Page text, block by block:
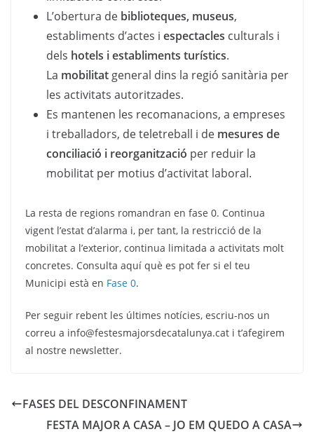
L’obertura de biblioteques, museus,
establiments d’actes i espectacles culturals i
dels hotels i establiments turístics.
La mobilitat general dins la regió sanitària per
les activitats autoritzades.
Es mantenen les recomanacions, a empreses
i treballadors, de teletreball i de mesures de
conciliació i reorganització per reduir la
mobilitat per motius d’activitat laboral.
La resta de regions romandran en fase 0. Continua
vigent l’estat d’alarma i, per tant, la restricció de la
mobilitat a l’exterior, continua limitada a activitats molt
concretes. Consulta aquí què es pot fer si el teu
Municipi està en Fase 0.
Per seguir rebent les últimes notícies, escriu-nos un
correu a info@festesmajorsdecatalunya.cat i t’afegirem
al nostre newsletter.
FASES DEL DESCONFINAMENT
FESTA MAJOR A CASA – JO EM QUEDO A CASA